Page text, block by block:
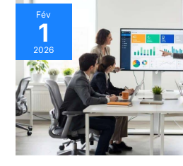
Fév
1
2026
Gérer
efficacement
les
candidatures
internes
:
guide
et
conseils